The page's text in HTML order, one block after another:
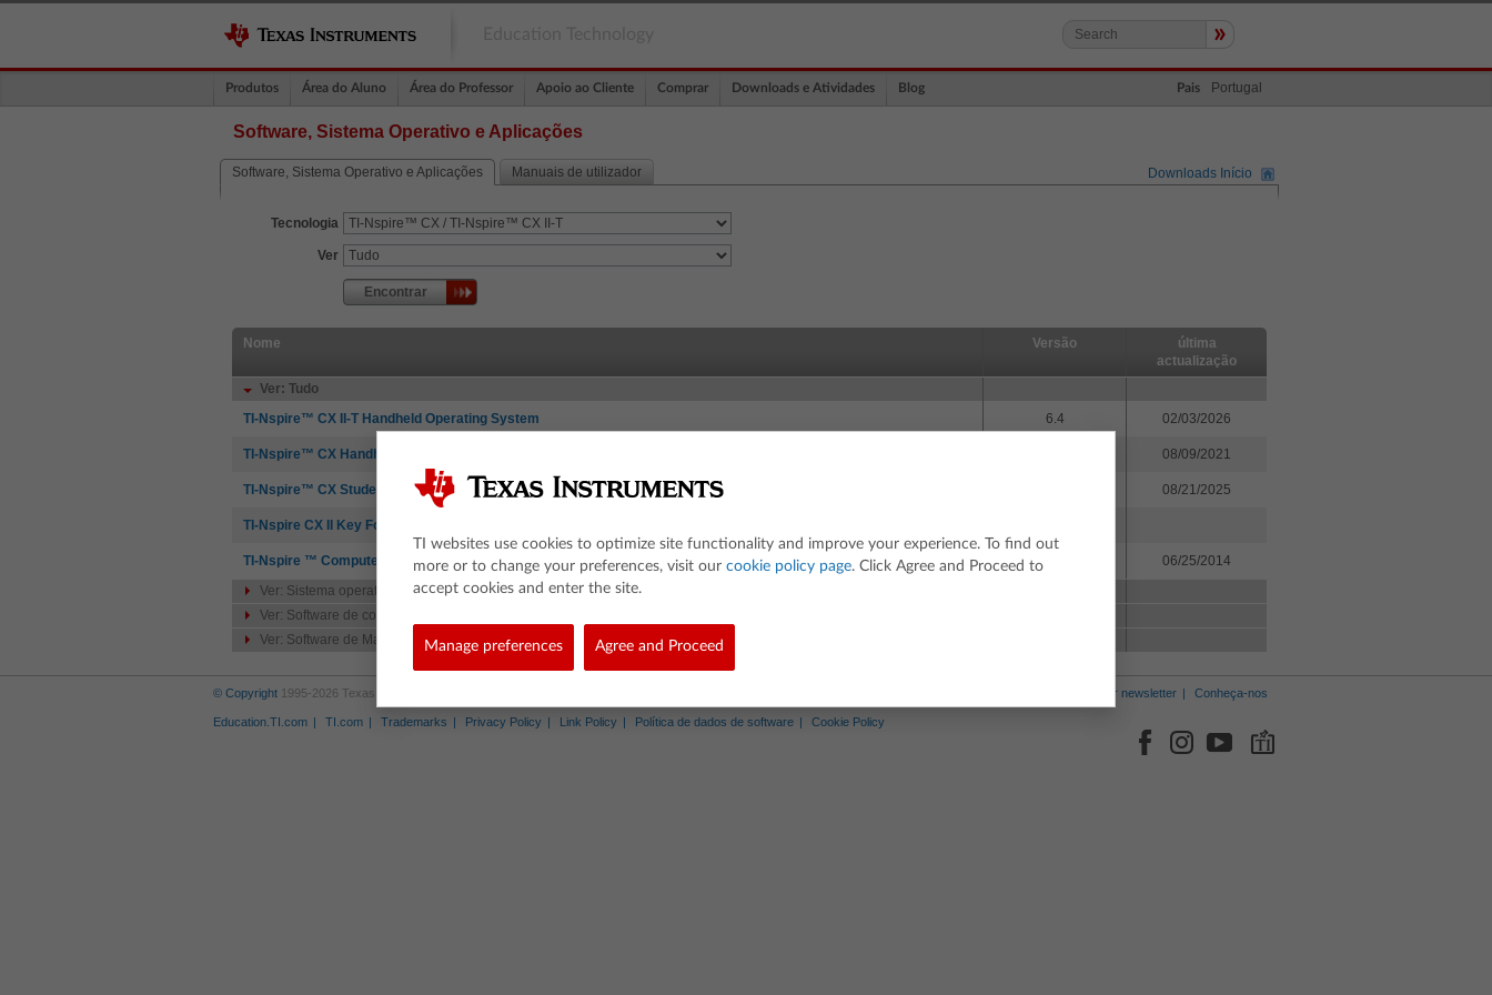
»
Produtos Área do Aluno Área do Professor Apoio ao Cliente Comprar Downloads e Atividades Blog Pais Portugal
Software, Sistema Operativo e Aplicações
Software, Sistema Operativo e Aplicações Manuais de utilizador Downloads Início
Tecnologia
Ver
Encontrar
Nome Versão
última
actualização
Ver: Tudo
TI-Nspire™ CX II-T Handheld Operating System
6.4 02/03/2026
TI-Nspire™ CX Handheld Operating System 08/09/2021
TI-Nspire™ CX Student Software - Chave de ativação de 16 carateres. (Windows® e Mac®) 08/21/2025
TI-Nspire CX II Key Font
TI-Nspire ™ Computer Link Software (not compatible with CX II models)
06/25/2014
Ver: Sistema operativo
Ver: Software de conectividade
Ver: Software de Matemática e Ciências
© Copyright 1995-2026 Texas Instruments Incorporated. Todos os direitos reservados.
Education.TI.com TI.com Trademarks Privacy Policy Link Policy Política de dados de software Cookie Policy
Receber newsletter Conheça-nos
TI websites use cookies to optimize site functionality and improve your experience. To find out
more or to change your preferences, visit our cookie policy page. Click Agree and Proceed to
accept cookies and enter the site.
Manage preferences Agree and Proceed